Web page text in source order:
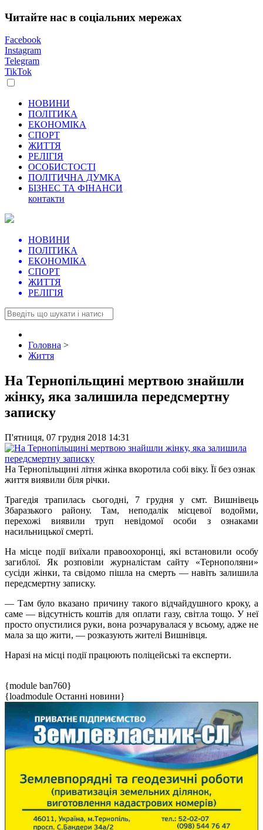
Читайте нас в соціальних мережах
Facebook
Instagram
Telegram
TikTok
НОВИНИ
ПОЛІТИКА
ЕКОНОМІКА
СПОРТ
ЖИТТЯ
РЕЛІГІЯ
ОСОБИСТОСТІ
ПОЛІТИЧНА ДУМКА
БІЗНЕС ТА ФІНАНСИ
контакти
НОВИНИ
ПОЛІТИКА
ЕКОНОМІКА
СПОРТ
ЖИТТЯ
РЕЛІГІЯ
Головна >
Життя
На Тернопільщині мертвою знайшли
жінку, яка залишила передсмертну
записку
П'ятниця, 07 грудня 2018 14:31
На Тернопільщині літня жінка вкоротила собі віку. Її без ознак
життя виявили біля річки.
Трагедія трапилась сьогодні, 7 грудня у смт. Вишнівець
Збаразького району. Там, неподалік місцевої водойми,
перехожі виявили труп невідомої особи з ознаками
насильницької смерті.
На місце події виїхали правоохоронці, які встановили особу
загиблої. Як розповіли журналістам сайту «Тернополяни»
сусіди жінки, та свідомо пішла на смерть — навіть залишила
передсмертну записку.
— Там було вказано причину такого відчайдушного кроку, а
саме — відсутність коштів для оплати газу, світла тощо. У неї
просто опустилися руки, вона розчарувалася у всьому, адже не
мала за що жити, — розказують жителі Вишнівця.
Наразі на місці події працюють поліцейські та експерти.
{module ban760}
{loadmodule Останні новини}